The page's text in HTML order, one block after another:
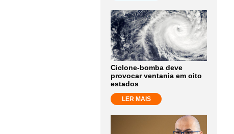
Ciclone-bomba deve
provocar ventania em oito
estados
LER MAIS